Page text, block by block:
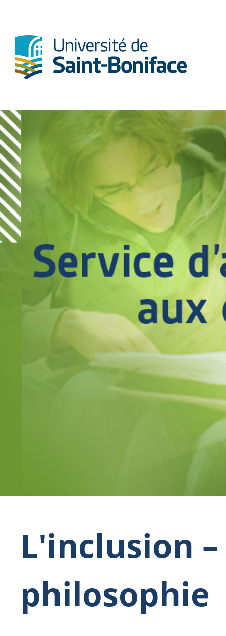
L'inclusion
philosophie